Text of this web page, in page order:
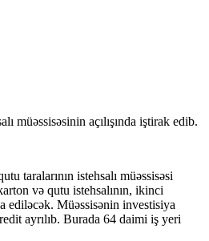
müəssisəsinin açılışında iştirak edib.
taralarının istehsalı müəssisəsi
və qutu istehsalının, ikinci
ediləcək. Müəssisənin investisiya
ayrılıb. Burada 64 daimi iş yeri